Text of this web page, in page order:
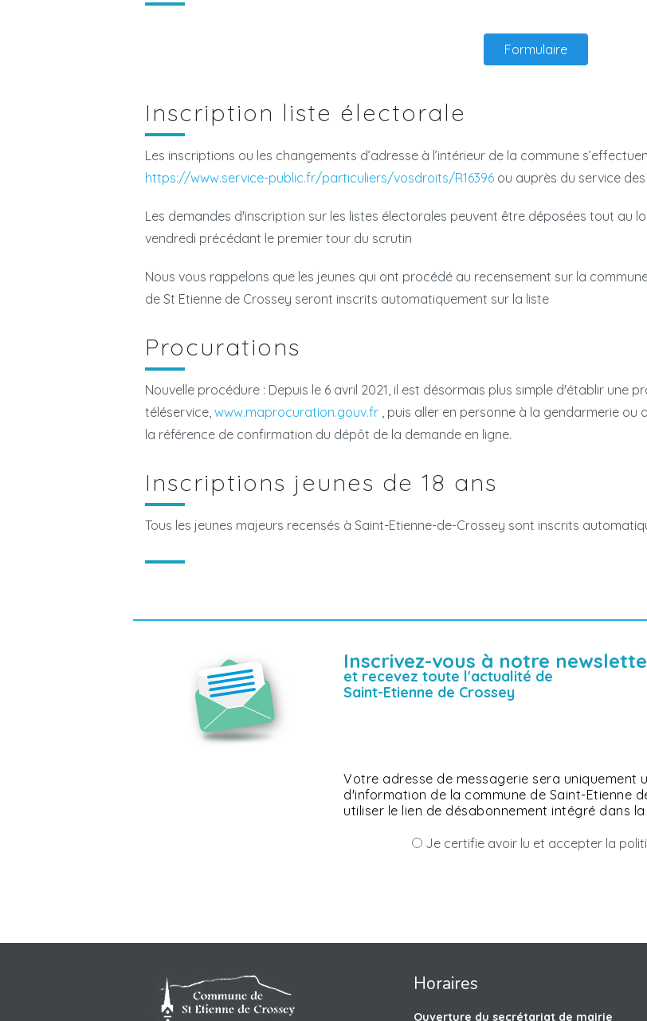
Formulaire
Inscription liste électorale
Les inscriptions ou les changements d’adresse à l’intérieur de la commune
https://www.service-public.fr/particuliers/vosdroits/R16396 ou auprès du service des
Les demandes d'inscription sur les listes électorales peuvent être déposées tout au
vendredi précédant le premier tour du scrutin
Nous vous rappelons que les jeunes qui ont procédé au recensement sur la
de St Etienne de Crossey seront inscrits automatiquement sur la liste
Procurations
Nouvelle procédure : Depuis le 6 avril 2021, il est désormais plus simple d'établir une
téléservice, www.maprocuration.gouv.fr , puis aller en personne à la gendarmerie
la référence de confirmation du dépôt de la demande en ligne.
Inscriptions jeunes de 18 ans
Tous les jeunes majeurs recensés à Saint-Etienne-de-Crossey sont inscrits
Inscrivez-vous à notre
et recevez toute l'actualité de
Saint-Etienne de Crossey
Votre adresse de messagerie sera uniquement
d'information de la commune de Saint-Etienne
utiliser le lien de désabonnement intégré dans la
Je certifie avoir lu et accepter la
Horaires
Ouverture du secrétariat de mairie